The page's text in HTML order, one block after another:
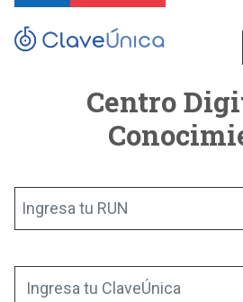
Centro
Ingresa tu RUN
Ingresa tu ClaveÚnica